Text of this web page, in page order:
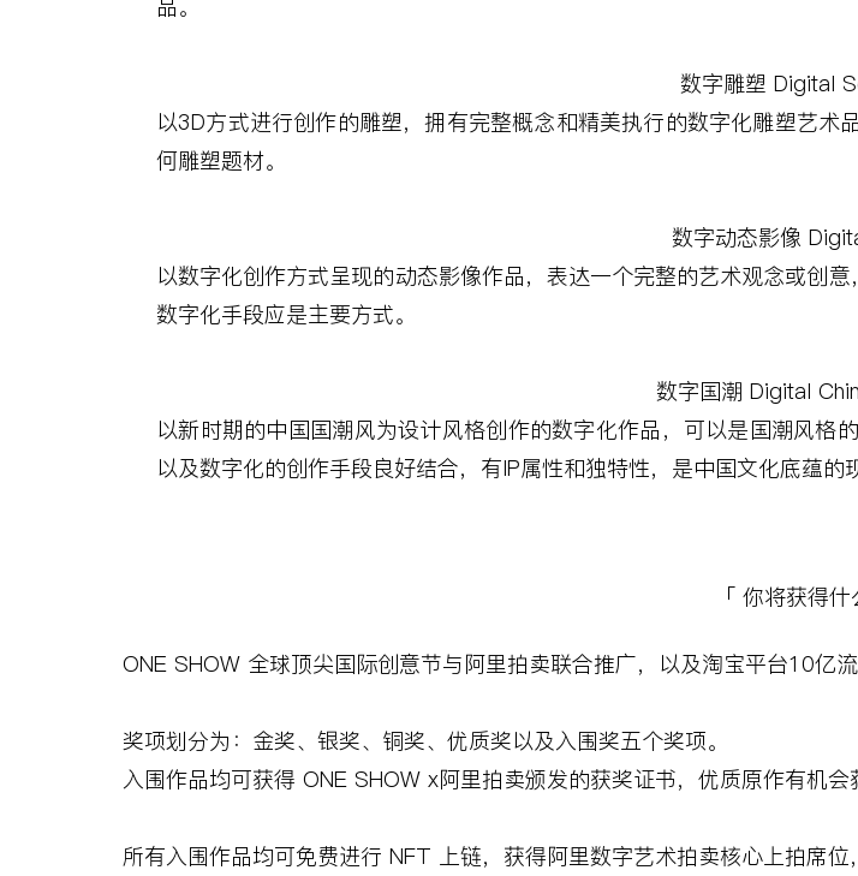
品。
数字雕塑 Digital
以3D方式进行创作的雕塑，拥有完整概念和精美执行的数字化雕塑艺
何雕塑题材。
数字动态影像
以数字化创作方式呈现的动态影像作品，表达一个完整的艺术观念或创
数字化手段应是主要方式。
数字国潮 Digital
以新时期的中国国潮风为设计风格创作的数字化作品，可以是国潮风格的
以及数字化的创作手段良好结合，有IP属性和独特性，是中国文化底蕴的
「 你将获得什
ONE SHOW 全球顶尖国际创意节与阿里拍卖联合推广，以及淘宝平台10亿
奖项划分为：金奖、银奖、铜奖、优质奖以及入围奖五个奖项。
入围作品均可获得 ONE SHOW x阿里拍卖颁发的获奖证书，优质原作有机会
所有入围作品均可免费进行 NFT 上链，获得阿里数字艺术拍卖核心上拍席